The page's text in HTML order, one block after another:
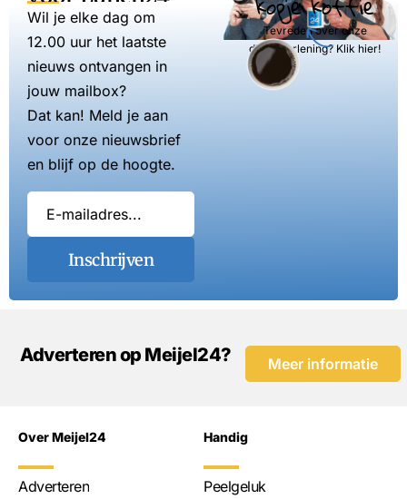
Wil je elke dag om
12.00 uur het laatste
nieuws ontvangen in
jouw mailbox?
Dat kan! Meld je aan
voor onze nieuwsbrief
en blijf op de hoogte.
Inschrijven
Tevreden over onze
dienstverlening? Klik hier!
Adverteren op Meijel24? Meer informatie
Over Meijel24
Adverteren
Handig
Peelgeluk